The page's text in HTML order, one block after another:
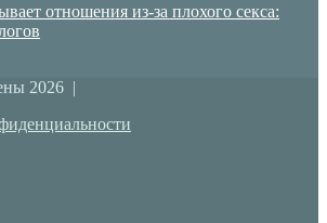
отношения из-за плохого секса:
2026 |